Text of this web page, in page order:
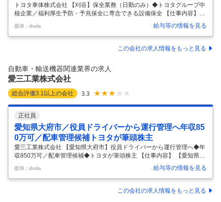
トヨタ車体株式会社 【刈谷】保全業務（日勤のみ）◆トヨタグループ中
核企業／福利厚生予防・予兆保全に専念できる設備保全 【仕事内容】
【刈谷】保全業務（日勤のみ）◆トヨタグループ中核企業／福利厚生予
防・予兆保全に専念できる設備保全 【具体的な仕事内容】 ～突発対応中
心の毎日から卒業／企画・開発から生産まで。クルマづくりのすべてを
担う完成車両メーカー～ ◎SUV・レクサス・ランクル等の人気車種を担
◎家族手当・独身寮など充実した福利厚生制度あり ■業務概要 同社の生
産技術本部「革新モノづくり部」にて、大型・小型加工機やプレス機、
ク…
提供：doda 給与等の情報を見る
この会社の求人情報をもっと見る
自動車・輸送機器関連業界の求人
愛三工業株式会社
総合評価3.1 以上の会社 3.3
正社員
愛知県大府市／役員ドライバーから運行管理へ年収85
0万可／配車管理候補トヨタが筆頭株主
愛三工業株式会社 【愛知県大府市】役員ドライバーから運行管理へ◆年
収850万可／配車管理候補◆トヨタが筆頭株主 【仕事内容】 【愛知県大
府市】役員ドライバーから運行管理へ◆年収850万可／配車管理候補◆
トヨタが筆頭株主 【具体的な仕事内容】 ～将来的に配車管理まで担える
中核人材を求めています／東証プライム上場・トヨタ系の安定基盤／在
宅勤務・フレックスで働きやすさも両立／年間休日121日／マイカー通
提供：doda 給与等の情報を見る
この会社の求人情報をもっと見る